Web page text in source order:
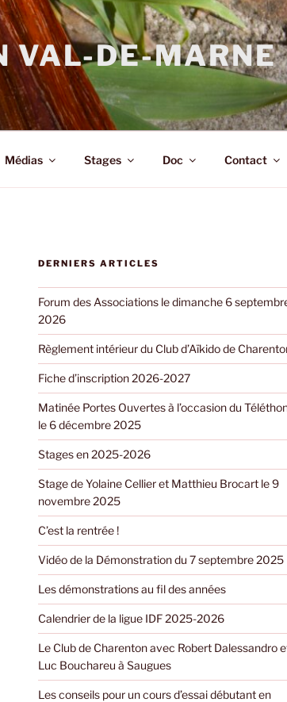
VAL-DE-MARNE
Médias Stages Doc Contact
DERNIERS ARTICLES
Forum des Associations le dimanche 6
2026
Règlement intérieur du Club d’Aïkido de
Fiche d’inscription 2026-2027
Matinée Portes Ouvertes à l’occasion du
le 6 décembre 2025
Stages en 2025-2026
Stage de Yolaine Cellier et Matthieu Brocart le 9
novembre 2025
C’est la rentrée !
Vidéo de la Démonstration du 7 septembre 2025
Les démonstrations au fil des années
Calendrier de la ligue IDF 2025-2026
Le Club de Charenton avec Robert Dalessandro
Luc Bouchareu à Saugues
Les conseils pour un cours d’essai débutant en